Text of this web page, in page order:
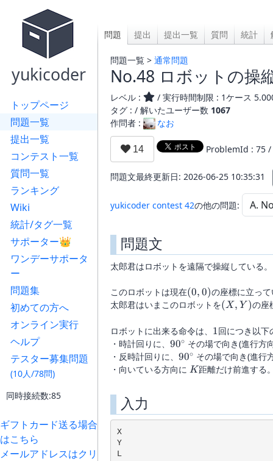
yukicoder
トップページ
問題一覧
提出一覧
コンテスト一覧
質問一覧
ランキング
Wiki
統計/タグ一覧
サポーター👑
ワンデーサポータ
ー
問題集
初めての方へ
オンライン実行
ヘルプ
テスター募集問題
(10人/78問)
同時接続数:85
ギフトカード送る場合
はこちら
メールアドレスはクリ
問題 提出 提出一覧 質問 統計
問題一覧 > 通常問題
No.48 ロボットの操
レベル :
/ 実行時間制限 : 1ケース
タグ : / 解いたユーザー数 1067
作問者 :
なお
ProblemId : 75 /
問題文最終更新日: 2026-06-25 10:35:31
yukicoder contest 42の他の問題:
問題文
太郎君はロボットを遠隔で操縦している。
このロボットは現在(0,0)
(0, 0)の座標に立っ
太郎君はいまこのロボットを(X,Y)
(X, Y )の座
ロボットに出来る命令は、 1
1回につき以下
・時計回りに、 90^{\circ}
90∘ その場で向き(進行方
・反時計回りに、 90^{\circ}
90∘ その場で向き(進行
・向いている方向に K
K距離だけ前進する
入力
X
Y